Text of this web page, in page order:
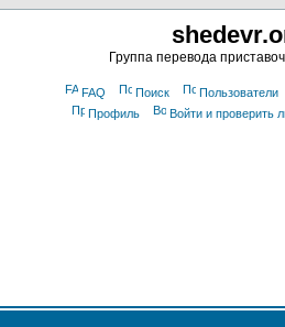
Группа перевода
FAQ Поиск Пользователи
Профиль
Войти и проверить